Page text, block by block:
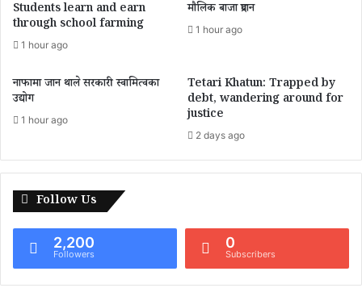
Students learn and earn
through school farming
1 hour ago
मौलिक बाजा प्रदान
1 hour ago
नाफामा जान थाले सरकारी स्वामित्वका
उद्योग
1 hour ago
Tetari Khatun: Trapped by
debt, wandering around for
justice
2 days ago
Follow Us
2,200
Followers
0
Subscribers